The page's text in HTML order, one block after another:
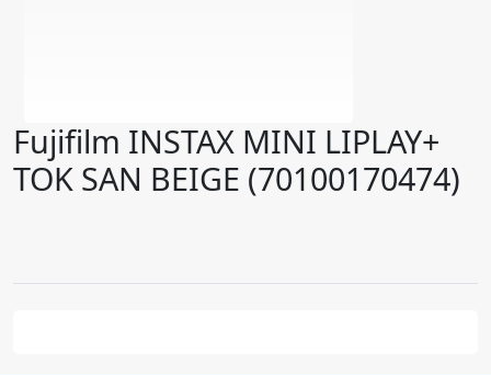
Fujifilm INSTAX MINI LIPLAY+
TOK SAN BEIGE (70100170474)